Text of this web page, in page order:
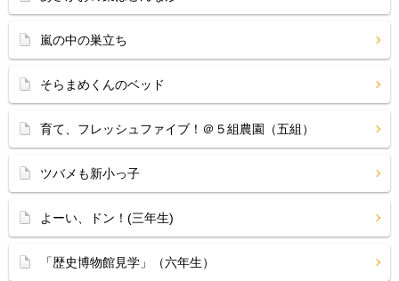
嵐の中の巣立ち
そらまめくんのベッド
育て、フレッシュファイブ！＠５組農園（五組）
ツバメも新小っ子
よーい、ドン！(三年生)
「歴史博物館見学」（六年生）